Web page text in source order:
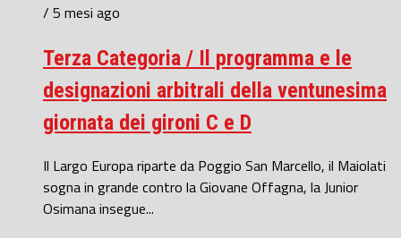
/ 5 mesi ago
Terza Categoria / Il programma e le
designazioni arbitrali della ventunesima
giornata dei gironi C e D
Il Largo Europa riparte da Poggio San Marcello, il Maiolati
sogna in grande contro la Giovane Offagna, la Junior
Osimana insegue...